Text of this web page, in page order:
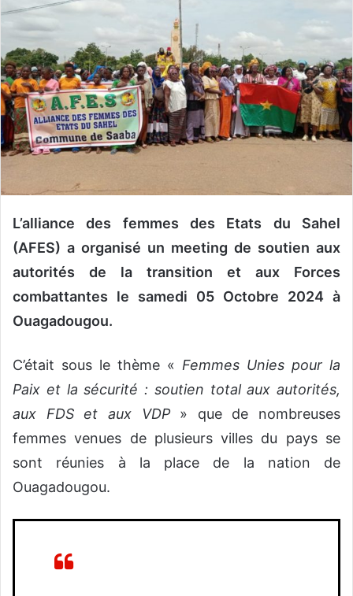
u
n
c
o
u
r
r
L’alliance des femmes des Etats du Sahel
(AFES) a organisé un meeting de soutien aux
autorités de la transition et aux Forces
combattantes le samedi 05 Octobre 2024 à
Ouagadougou.
C’était sous le thème « Femmes Unies pour la
Paix et la sécurité : soutien total aux autorités,
aux FDS et aux VDP» que de nombreuses
femmes venues de plusieurs villes du pays se
sont réunies à la place de la nation de
Ouagadougou.